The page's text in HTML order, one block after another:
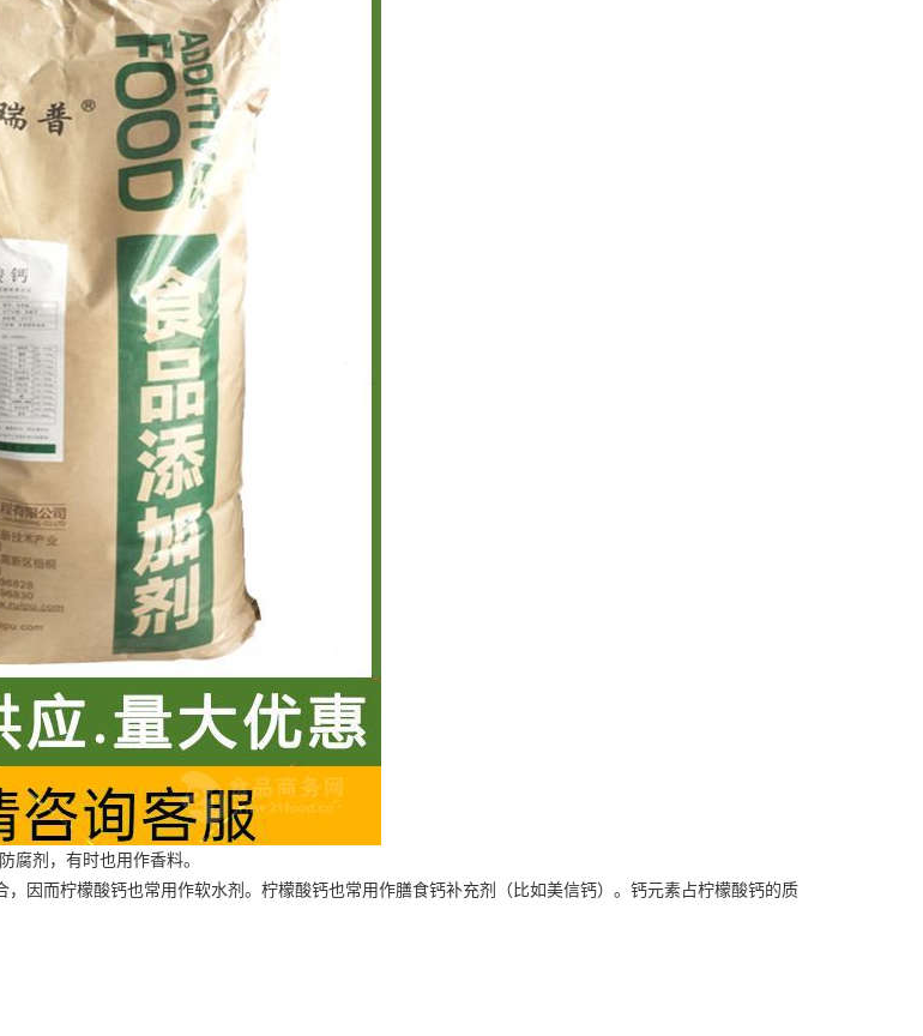
腐剂，有时也用作香料。
因而柠檬酸钙也常用作软水剂。柠檬酸钙也常用作膳食钙补充剂（比如美信钙）。钙元素占柠檬酸钙的质